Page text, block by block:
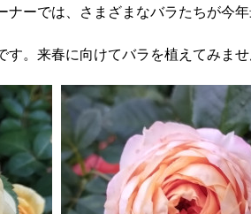
ナーでは、さまざまなバラたちが今
。来春に向けてバラを植えてみま